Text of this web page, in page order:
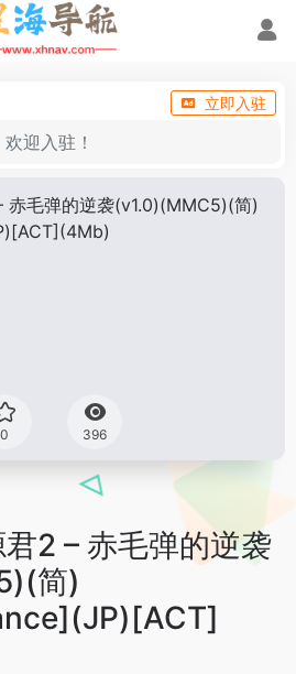
立即入驻
欢迎入驻！
0 396
2 – 赤毛弹的逆袭
简)